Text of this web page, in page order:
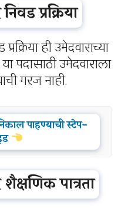
प्रक्रिया
ही उमेदवाराच्या
पदासाठी उमेदवाराला
गरज नाही.
निकाल पाहण्याची स्टेप-
पात्रता